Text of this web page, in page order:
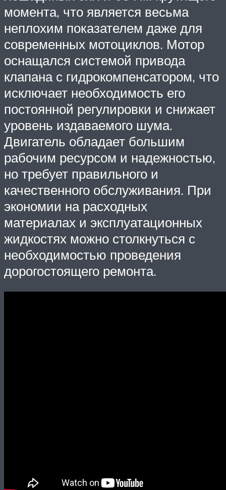
момента, что является весьма
неплохим показателем даже для
современных мотоциклов. Мотор
оснащался системой привода
клапана с гидрокомпенсатором, что
исключает необходимость его
постоянной регулировки и снижает
уровень издаваемого шума.
Двигатель обладает большим
рабочим ресурсом и надежностью,
но требует правильного и
качественного обслуживания. При
экономии на расходных
материалах и эксплуатационных
жидкостях можно столкнуться с
необходимостью проведения
дорогостоящего ремонта.